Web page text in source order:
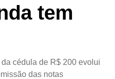
tem
cédula de R$ 200 evolui
das notas